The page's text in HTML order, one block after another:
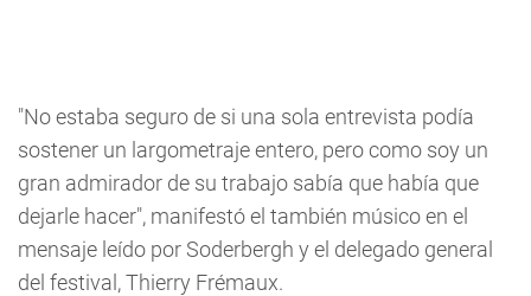
"No estaba seguro de si una sola entrevista podía
sostener un largometraje entero, pero como soy un
gran admirador de su trabajo sabía que había que
dejarle hacer", manifestó el también músico en el
mensaje leído por Soderbergh y el delegado general
del festival, Thierry Frémaux.